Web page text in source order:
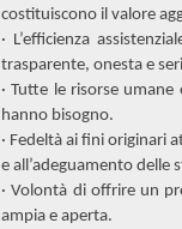
costituiscono il valore
· L’efficienza
trasparente, onesta e
· Tutte le risorse
hanno bisogno.
· Fedeltà ai fini originari
e all’adeguamento delle
· Volontà di offrire un
ampia e aperta.